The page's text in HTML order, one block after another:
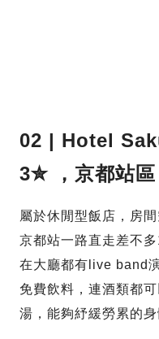
02 | Hotel
3✮ ，京都站
屬於休閒型飯店，房
京都站一路直走差不
在大廳都有live band
免費飲料，連酒類都
湯，能夠紓緩勞累的身